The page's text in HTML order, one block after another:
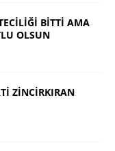
BİTTİ AMA
OLSUN
ZİNCİRKIRAN